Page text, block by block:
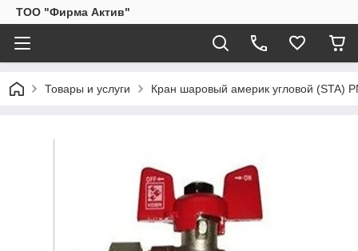
ТОО "Фирма Актив"
Товары и услуги Кран шаровый америк угловой (STA)